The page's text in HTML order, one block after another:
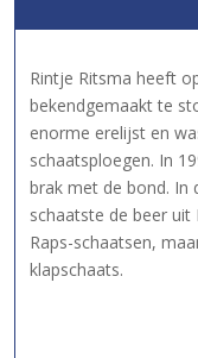
Rintje Ritsma heeft
bekendgemaakt te
enorme erelijst en
schaatsploegen. In
brak met de bond. In
schaatste de beer
Raps-schaatsen,
klapschaats.